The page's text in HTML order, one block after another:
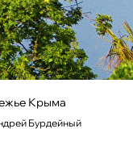
Крыма
Бурдейный